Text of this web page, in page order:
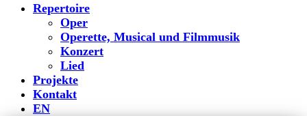
Repertoire
Oper
Operette, Musical und Filmmusik
Konzert
Lied
Projekte
Kontakt
EN